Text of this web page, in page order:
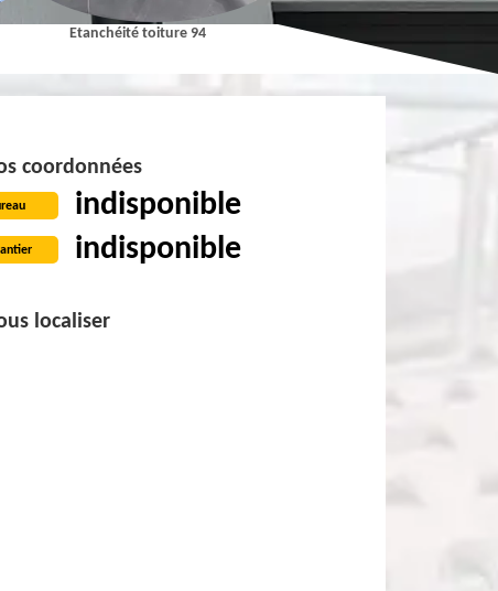
Etanchéité toiture 94 Pose et Nettoyage de gouttières
coordonnées
indisponible
indisponible
localiser